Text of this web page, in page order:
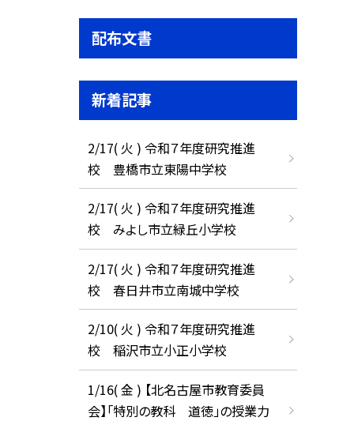
配布文書
新着記事
2/17( 火 ) 令和７年度研究推進
校 豊橋市立東陽中学校
2/17( 火 ) 令和７年度研究推進
校 みよし市立緑丘小学校
2/17( 火 ) 令和７年度研究推進
校 春日井市立南城中学校
2/10( 火 ) 令和７年度研究推進
校 稲沢市立小正小学校
1/16( 金 ) 【北名古屋市教育委員
会】「特別の教科 道徳」の授業力